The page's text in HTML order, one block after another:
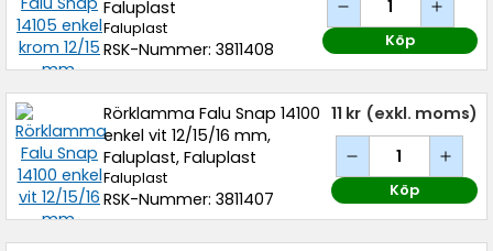
Faluplast
Faluplast
RSK-Nummer: 3811408 Köp
Rörklamma Falu Snap 14100
enkel vit 12/15/16 mm,
Faluplast, Faluplast
Faluplast
RSK-Nummer: 3811407
11 kr (exkl. moms)
Köp